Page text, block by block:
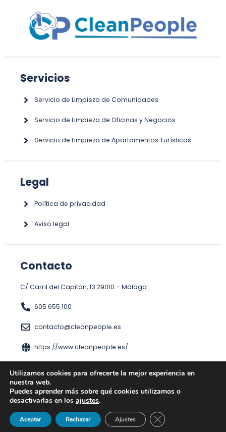
Servicios
Servicio de Limpieza de Comunidades
Servicio de Limpieza de Oficinas y Negocios
Servicio de Limpieza de Apartamentos Turísticos
Legal
Política de privacidad
Aviso legal
Contacto
C/ Carril del Capitán, 13 29010 – Málaga
605 655 100
contacto@cleanpeople.es
https://www.cleanpeople.es/
Copyright © 2023 CleanPeople Todos los derechos reservados
Utilizamos cookies para ofrecerte la mejor experiencia en
nuestra web.
Puedes aprender más sobre qué cookies utilizamos o
desactivarlas en los ajustes.
Aceptar Rechazar Ajustes Cerrar el banner de